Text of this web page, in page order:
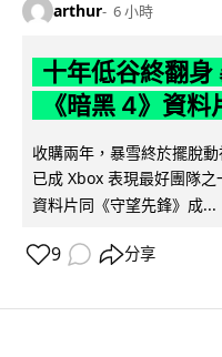
arthur 6 小時
十年低谷終翻身
《暗黑 4》資料
收購兩年，暴雪終於擺脫
已成 Xbox 表現最好團隊之
資料片同《守望先鋒》成...
9 分享